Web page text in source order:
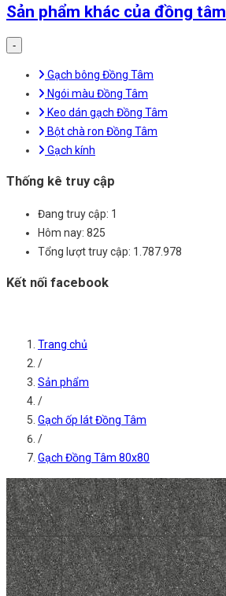
Sản phẩm khác của đồng tâm
-
Gạch bông Đồng Tâm
Ngói màu Đồng Tâm
Keo dán gạch Đồng Tâm
Bột chà ron Đồng Tâm
Gạch kính
Thống kê truy cập
Đang truy cập: 1
Hôm nay: 825
Tổng lượt truy cập: 1.787.978
Kết nối facebook
Trang chủ
/
Sản phẩm
/
Gạch ốp lát Đồng Tâm
/
Gạch Đồng Tâm 80x80